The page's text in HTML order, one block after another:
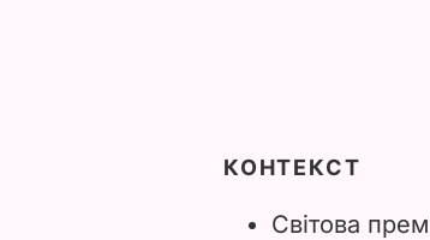
КОНТЕКСТ
Світова